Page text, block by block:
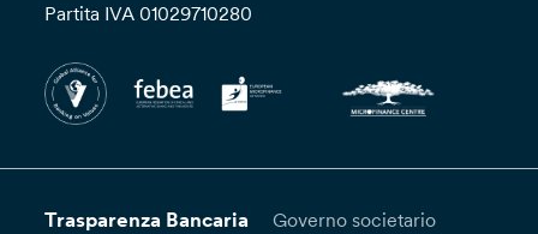
Partita IVA 01029710280
Trasparenza Bancaria
Governo societario